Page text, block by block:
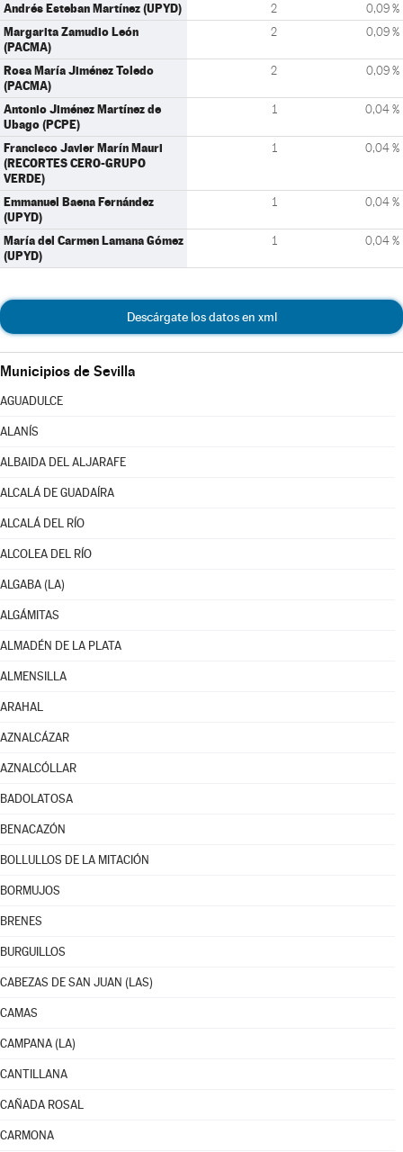
Andrés Esteban Martínez (UPYD) 2 0,09 %
Margarita Zamudio León
(PACMA)
2 0,09 %
Rosa María Jiménez Toledo
(PACMA)
2 0,09 %
Antonio Jiménez Martínez de
Ubago (PCPE)
1 0,04 %
Francisco Javier Marín Mauri
(RECORTES CERO-GRUPO
VERDE)
1 0,04 %
Emmanuel Baena Fernández
(UPYD)
1 0,04 %
María del Carmen Lamana Gómez
(UPYD)
1 0,04 %
Descárgate los datos en xml
Municipios de Sevilla
AGUADULCE
ALANÍS
ALBAIDA DEL ALJARAFE
ALCALÁ DE GUADAÍRA
ALCALÁ DEL RÍO
ALCOLEA DEL RÍO
ALGABA (LA)
ALGÁMITAS
ALMADÉN DE LA PLATA
ALMENSILLA
ARAHAL
AZNALCÁZAR
AZNALCÓLLAR
BADOLATOSA
BENACAZÓN
BOLLULLOS DE LA MITACIÓN
BORMUJOS
BRENES
BURGUILLOS
CABEZAS DE SAN JUAN (LAS)
CAMAS
CAMPANA (LA)
CANTILLANA
CAÑADA ROSAL
CARMONA